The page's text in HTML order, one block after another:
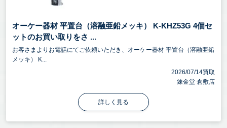
オーケー器材 平置台（溶融亜鉛メッキ） K-KHZ53G 4個セ
ットのお買い取りをさ ...
お客さまよりお電話にてご依頼いただき、オーケー器材 平置台（溶融亜鉛
メッキ） K...
2026/07/14買取
錬金堂 倉敷店
詳しく見る